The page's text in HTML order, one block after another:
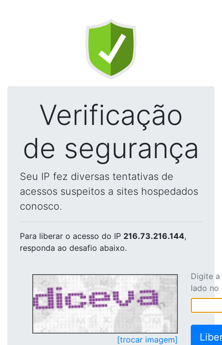
Verificação
de segurança
Seu IP fez diversas tentativas de
acessos suspeitos a sites hospedados
conosco.
Para liberar o acesso do IP 216.73.216.144,
responda ao desafio abaixo.
[trocar imagem]
Digite
lado no